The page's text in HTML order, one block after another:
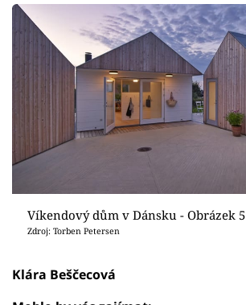
Víkendový dům v Dánsku - Obrázek 5
Zdroj: Torben Petersen
Klára Beščecová